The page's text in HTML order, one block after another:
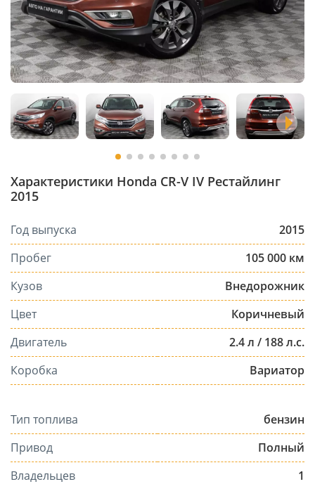
Характеристики Honda CR-V IV Рестайлинг
2015
Год выпуска
2015
Пробег
105 000 км
Кузов
Внедорожник
Цвет
Коричневый
Двигатель
2.4 л / 188 л.с.
Коробка
Вариатор
Тип топлива
бензин
Привод
Полный
Владельцев
1